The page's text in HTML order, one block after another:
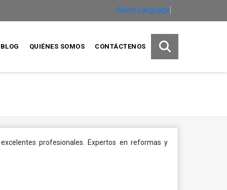
Select Language
BLOG QUIÉNES SOMOS CONTÁCTENOS
profesionales. Expertos en reformas y